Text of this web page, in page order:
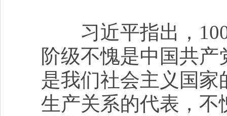
习近平指出，100
阶级不愧是中国共
是我们社会主义国
生产关系的代表，